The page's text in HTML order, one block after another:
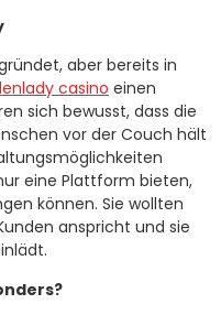
aber bereits in
casino einen
sich bewusst, dass die
vor der Couch hält
eine Plattform bieten,
können. Sie wollten
anspricht und sie